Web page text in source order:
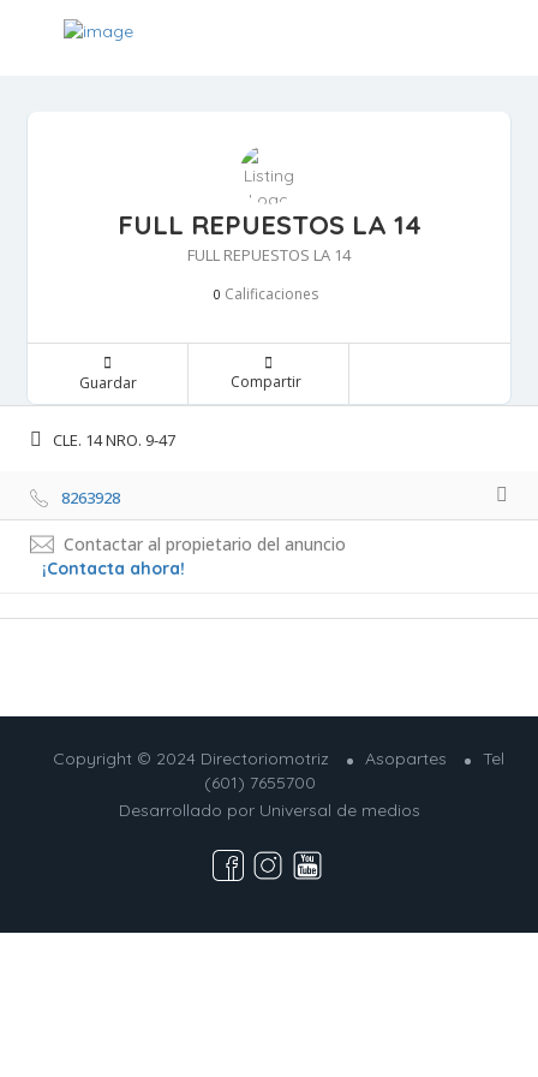
FULL REPUESTOS LA 14
FULL REPUESTOS LA 14
0 Calificaciones
Guardar Compartir
CLE. 14 NRO. 9-47
8263928
Contactar al propietario del anuncio
¡Contacta ahora!
Copyright © 2024 Directoriomotriz Asopartes
Tel
(601) 7655700
Desarrollado por Universal de medios